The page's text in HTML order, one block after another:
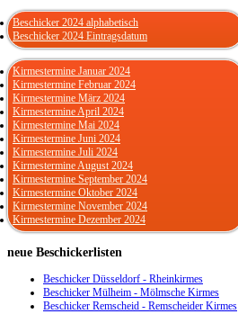
Beschicker 2024 alphabetisch
Beschicker 2024 Eintragsdatum
Kirmestermine Januar 2024
Kirmestermine Februar 2024
Kirmestermine März 2024
Kirmestermine April 2024
Kirmestermine Mai 2024
Kirmestermine Juni 2024
Kirmestermine Juli 2024
Kirmestermine August 2024
Kirmestermine September 2024
Kirmestermine Oktober 2024
Kirmestermine November 2024
Kirmestermine Dezember 2024
neue Beschickerlisten
Beschicker Düsseldorf - Rheinkirmes
Beschicker Mülheim - Mölmsche Kirmes
Beschicker Remscheid - Remscheider Kirmes